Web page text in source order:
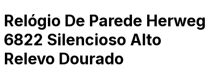
Relógio De Parede Herweg
6822 Silencioso Alto
Relevo Dourado